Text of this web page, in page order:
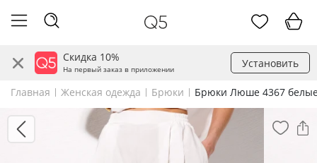
Скидка 10%
На первый заказ в приложении Установить
Главная Женская одежда Брюки Брюки Люше 4367